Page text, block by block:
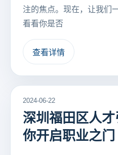
注的焦点。现在，让我们
看看你是否
查看详情
2024-06-22
深圳福田区人
你开启职业之门